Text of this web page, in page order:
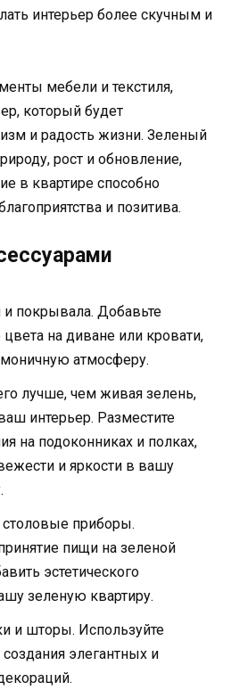
интерьер более скучным и
мебели и текстиля,
который будет
и радость жизни. Зеленый
рост и обновление,
в квартире способно
и позитива.
покрывала. Добавьте
на диване или кровати,
атмосферу.
лучше, чем живая зелень,
интерьер. Разместите
на подоконниках и полках,
и яркости в вашу
приборы.
пищи на зеленой
эстетического
зеленую квартиру.
и шторы. Используйте
элегантных и